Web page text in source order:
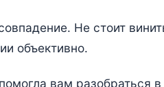
Не стоит
объективно.
вам разобраться